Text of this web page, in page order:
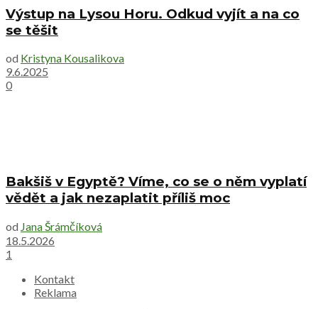
Výstup na Lysou Horu. Odkud vyjít a na co
se těšit
od Kristyna Kousalikova
9.6.2025
0
Bakšiš v Egyptě? Víme, co se o něm vyplatí
vědět a jak nezaplatit příliš moc
od Jana Šrámčíková
18.5.2026
1
Kontakt
Reklama